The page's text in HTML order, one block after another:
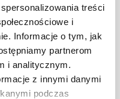
treści
i
Informacje o tym, jak
partnerom
i analitycznym.
z innymi danymi
podczas